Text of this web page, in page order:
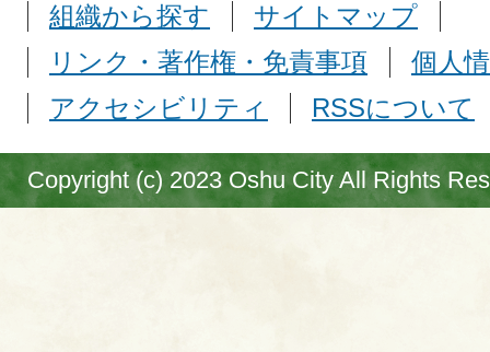
組織から探す
サイトマップ
リンク・著作権・免責事項
個人
アクセシビリティ
RSSについて
Copyright (c) 2023 Oshu City All Rights